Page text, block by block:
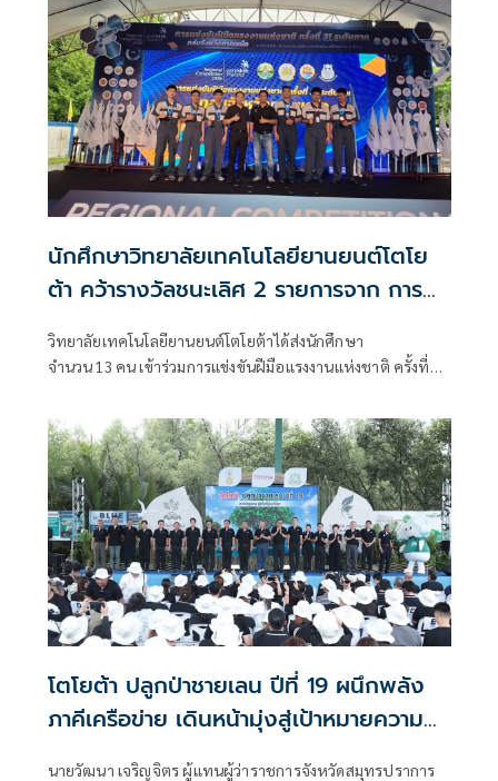
นักศึกษาวิทยาลัยเทคโนโลยียานยนต์โตโย
ต้า คว้ารางวัลชนะเลิศ 2 รายการจาก การ
วิทยาลัยเทคโนโลยียานยนต์โตโยต้าได้ส่งนักศึกษา
จำนวน 13 คน เข้าร่วมการแข่งขันฝีมือแรงงานแห่งชาติ ครั้งที่
โตโยต้า ปลูกป่าชายเลน ปีที่ 19 ผนึกพลัง
ภาคีเครือข่าย เดินหน้ามุ่งสู่เป้าหมายความ
นายวัฒนา เจริญจิตร ผู้แทนผู้ว่าราชการจังหวัดสมุทรปราการ